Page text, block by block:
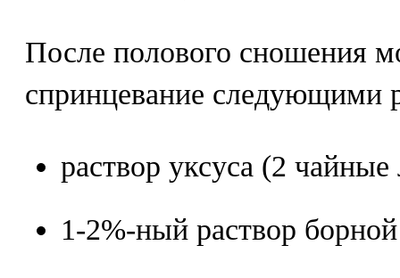
После полового сношения
спринцевание следующими
раствор уксуса (2
1-2%-ный раствор